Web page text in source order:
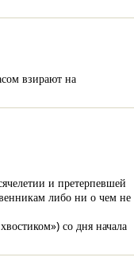
взирают на
и претерпевшей
либо ни о чем не
со дня начала